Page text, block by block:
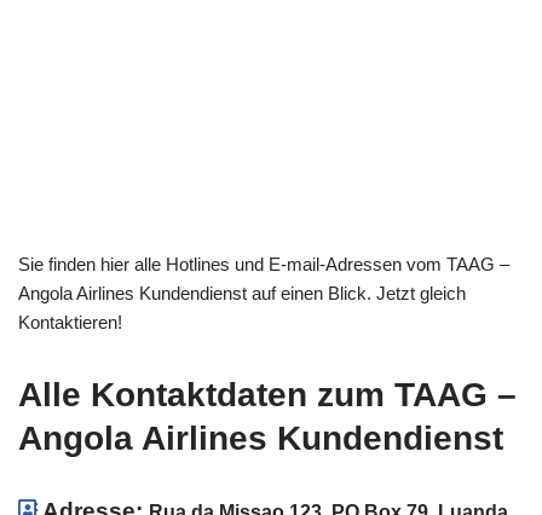
Sie finden hier alle Hotlines und E-mail-Adressen vom TAAG –
Angola Airlines Kundendienst auf einen Blick. Jetzt gleich
Kontaktieren!
Alle Kontaktdaten zum TAAG –
Angola Airlines Kundendienst